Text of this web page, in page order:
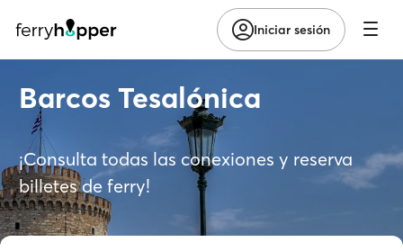
Iniciar sesión
Barcos Tesalónica
¡Consulta todas las conexiones y reserva
billetes de ferry!